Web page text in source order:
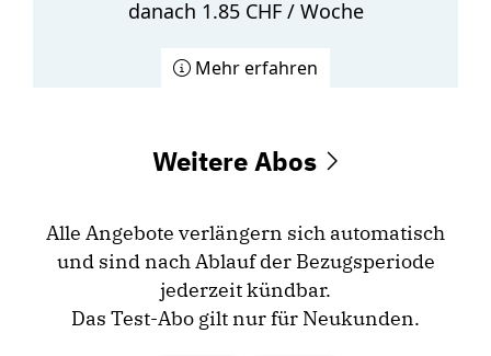
danach 1.85 CHF / Woche
Mehr erfahren
Weitere Abos
Alle Angebote verlängern sich automatisch
und sind nach Ablauf der Bezugsperiode
jederzeit kündbar.
Das Test-Abo gilt nur für Neukunden.